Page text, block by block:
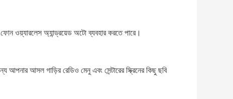
ওয়্যারলেস অ্যান্ড্রয়েড অটো ব্যবহার করতে পারে।
আসল গাড়ির রেডিও মেনু এবং সেন্টারের স্ক্রিনের কিছু ছবি